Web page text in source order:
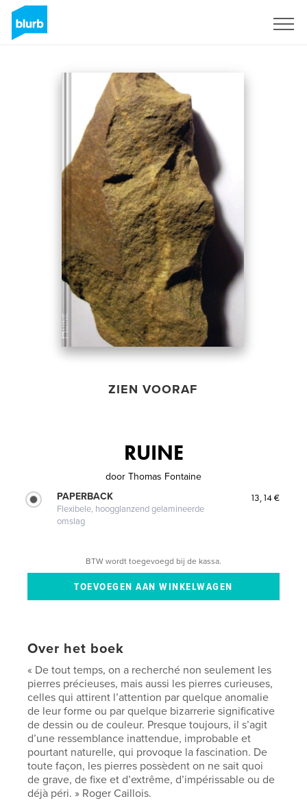
ZIEN VOORAF
RUINE
door Thomas Fontaine
PAPERBACK
Flexibele, hoogglanzend gelamineerde
omslag
13,14 €
BTW wordt toegevoegd bij de kassa.
Over het boek
« De tout temps, on a recherché non seulement les
pierres précieuses, mais aussi les pierres curieuses,
celles qui attirent l’attention par quelque anomalie
de leur forme ou par quelque bizarrerie significative
de dessin ou de couleur. Presque toujours, il s’agit
d’une ressemblance inattendue, improbable et
pourtant naturelle, qui provoque la fascination. De
toute façon, les pierres possèdent on ne sait quoi
de grave, de fixe et d’extrême, d’impérissable ou de
déjà péri. » Roger Caillois.